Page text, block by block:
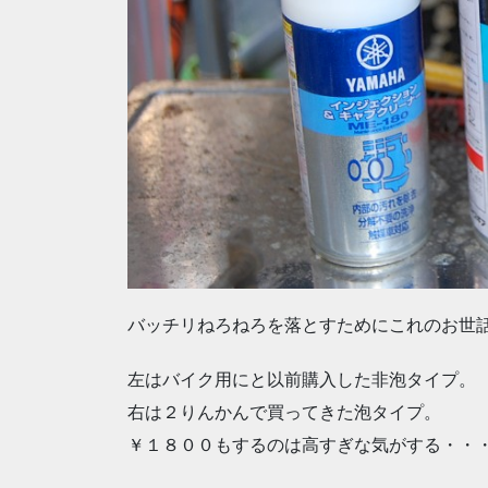
バッチリねろねろを落とすためにこれのお世
左はバイク用にと以前購入した非泡タイプ。
右は２りんかんで買ってきた泡タイプ。
￥１８００もするのは高すぎな気がする・・